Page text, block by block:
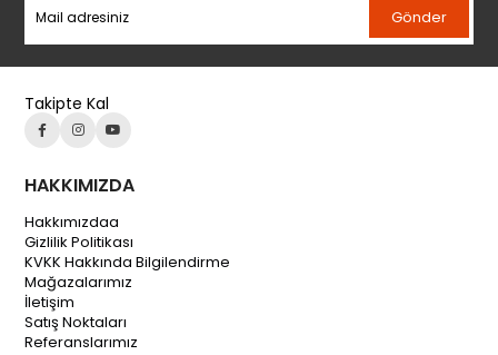
Gönder
Takipte Kal
HAKKIMIZDA
Hakkımızdaa
Gizlilik Politikası
KVKK Hakkında Bilgilendirme
Mağazalarımız
İletişim
Satış Noktaları
Referanslarımız